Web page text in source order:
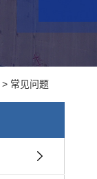
> 常见问题